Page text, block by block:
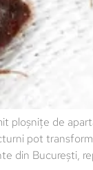
de
pot
din București,